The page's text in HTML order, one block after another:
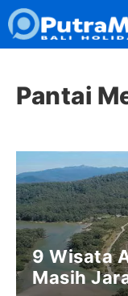
Langsung
ke
isi
Pantai
9 Wisata
Masih